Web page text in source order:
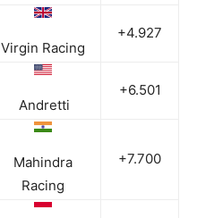
Virgin Racing
+4.927
Andretti
+6.501
Mahindra
Racing
+7.700